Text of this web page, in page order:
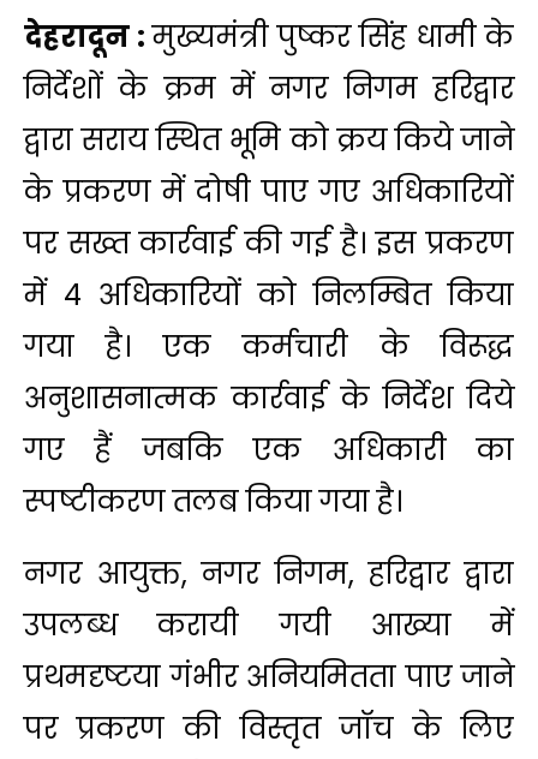
देहरादून :मुख्यमंत्री पुष्कर सिंह धामी के
निर्देशों के क्रम में नगर निगम हरिद्वार
द्वारा सराय स्थित भूमि को क्रय किये जाने
के प्रकरण में दोषी पाए गए अधिकारियों
पर सख्त कार्रवाई की गई है। इस प्रकरण
में 4 अधिकारियों को निलम्बित किया
गया है। एक कर्मचारी के विरूद्ध
अनुशासनात्मक कार्रवाई के निर्देश दिये
गए हैं जबकि एक अधिकारी का
स्पष्टीकरण तलब किया गया है।
नगर आयुक्त, नगर निगम, हरिद्वार द्वारा
उपलब्ध करायी गयी आख्या में
प्रथमदृष्टया गंभीर अनियमितता पाए जाने
पर प्रकरण की विस्तृत जॉच के लिए